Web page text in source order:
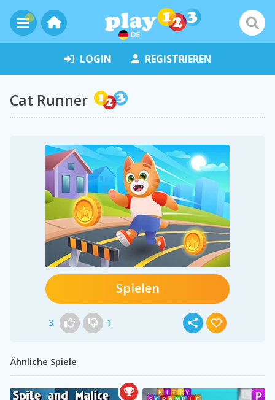
DE
LOGIN REGISTRIEREN
Cat Runner
Spielen
3 1
Ähnliche Spiele